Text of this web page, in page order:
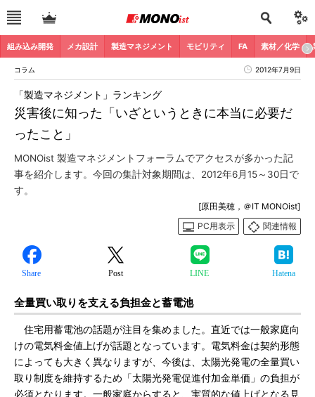
組み込み開発 メカ設計 製造マネジメント モビリティ FA 素材／化学
コラム 2012年7月9日
災害後に知った「いざというときに本当に必要だ
ったこと」
「製造マネジメント」ランキング
MONOist 製造マネジメントフォーラムでアクセスが多かった記
事を紹介します。今回の集計対象期間は、2012年6月15～30日で
す。
[原田美穂，＠IT MONOist]
PC用表示
関連情報
Share Post LINE Hatena
全量買い取りを支える負担金と蓄電池
住宅用蓄電池の話題が注目を集めました。直近では一般家庭向
けの電気料金値上げが話題となっています。電気料金は契約形態
によっても大きく異なりますが、今後は、太陽光発電の全量買い
取り制度を維持するため「太陽光発電促進付加金単価」の負担が
必須となります。一般家庭からすると、実質的な値上げとなる見